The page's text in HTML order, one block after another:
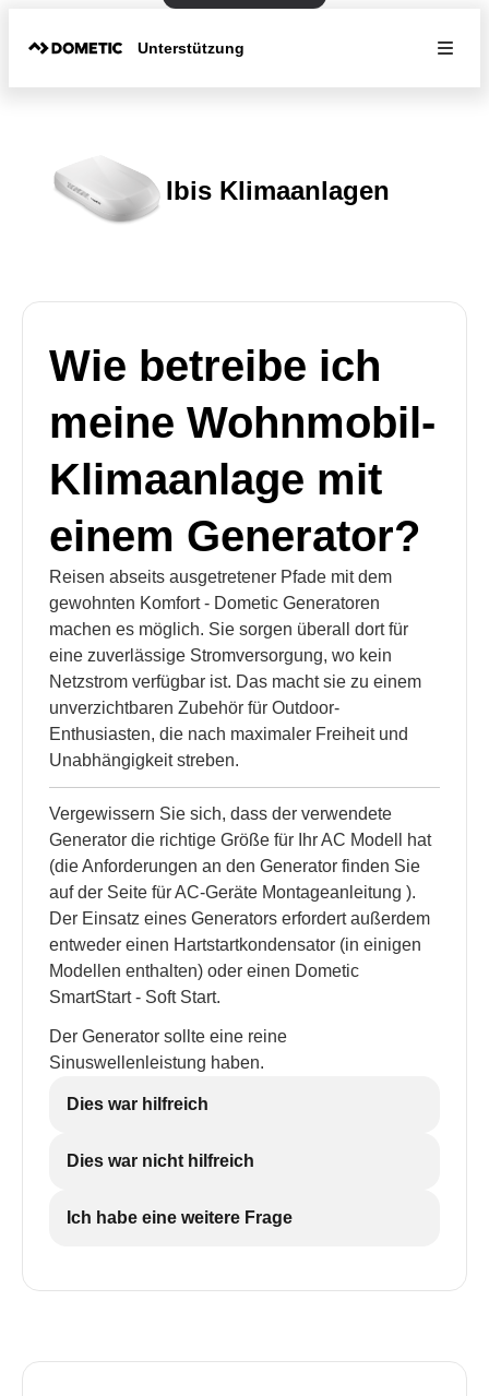
Unterstützung
Ibis Klimaanlagen
Wie betreibe ich
meine Wohnmobil-
Klimaanlage mit
einem Generator?
Reisen abseits ausgetretener Pfade mit dem
gewohnten Komfort - Dometic Generatoren
machen es möglich. Sie sorgen überall dort für
eine zuverlässige Stromversorgung, wo kein
Netzstrom verfügbar ist. Das macht sie zu einem
unverzichtbaren Zubehör für Outdoor-
Enthusiasten, die nach maximaler Freiheit und
Unabhängigkeit streben.
Vergewissern Sie sich, dass der verwendete
Generator die richtige Größe für Ihr AC Modell hat
(die Anforderungen an den Generator finden Sie
auf der Seite für AC-Geräte Montageanleitung ).
Der Einsatz eines Generators erfordert außerdem
entweder einen Hartstartkondensator (in einigen
Modellen enthalten) oder einen Dometic
SmartStart - Soft Start.
Der Generator sollte eine reine
Sinuswellenleistung haben.
Dies war hilfreich
Dies war nicht hilfreich
Ich habe eine weitere Frage